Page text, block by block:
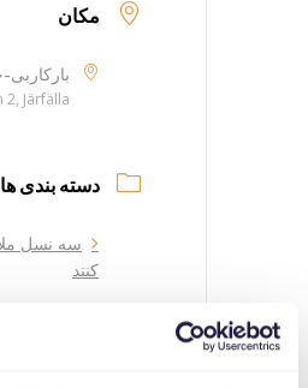
مکان
بارکاربی-
2, Järfälla
دسته بندی ها
سه نسل
کنند